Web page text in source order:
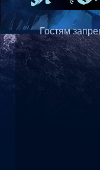
Гостям